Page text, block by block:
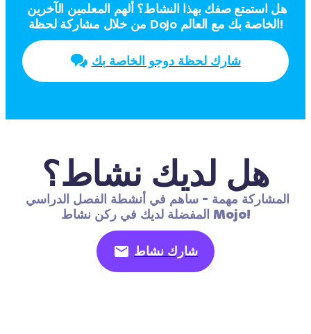
من خلال مشاركة لحظة Dojo الخاصة بك مع العالم!
شارك لحظة دوجو الخاصة بك
هل لديك نشاط؟
المفضلة لديك في ركن نشاط Mojo!
شارك نشاط